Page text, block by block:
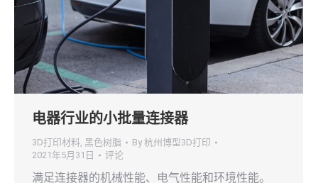
电器行业的小批量连接器
3D打印材料, 黑色树脂 By 杭州博型3D打印
2021年5月31日
评论
满足连接器的机械性能、电气性能和环境性能。